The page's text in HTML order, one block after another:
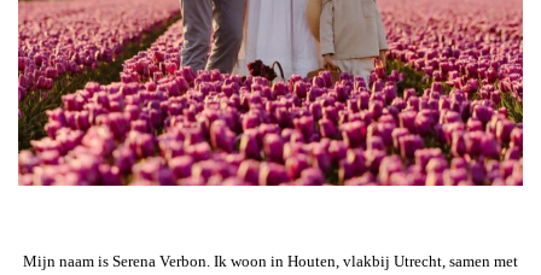
Mijn naam is Serena Verbon. Ik woon in Houten, vlakbij Utrecht, samen met